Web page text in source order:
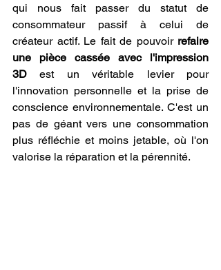
qui nous fait passer du statut de
consommateur passif à celui de
créateur actif. Le fait de pouvoir refaire
une pièce cassée avec l'impression
3D est un véritable levier pour
l'innovation personnelle et la prise de
conscience environnementale. C'est un
pas de géant vers une consommation
plus réfléchie et moins jetable, où l'on
valorise la réparation et la pérennité.